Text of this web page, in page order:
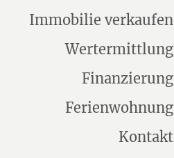
Immobilie verkaufen
Wertermittlung
Finanzierung
Ferienwohnung
Kontakt